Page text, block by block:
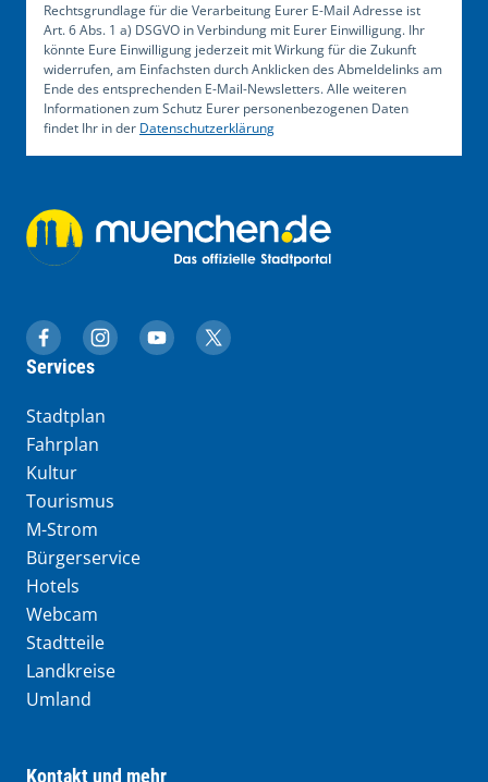
Rechtsgrundlage für die Verarbeitung Eurer E-Mail Adresse ist
Art. 6 Abs. 1 a) DSGVO in Verbindung mit Eurer Einwilligung. Ihr
könnte Eure Einwilligung jederzeit mit Wirkung für die Zukunft
widerrufen, am Einfachsten durch Anklicken des Abmeldelinks am
Ende des entsprechenden E-Mail-Newsletters. Alle weiteren
Informationen zum Schutz Eurer personenbezogenen Daten
findet Ihr in der Datenschutzerklärung
muenchen.de auf Facebook
muenchen.de auf Instagram
muenchen.de auf YouTube
muenchen.de auf X
Services
Stadtplan
Fahrplan
Kultur
Tourismus
M-Strom
Bürgerservice
Hotels
Webcam
Stadtteile
Landkreise
Umland
Kontakt und mehr